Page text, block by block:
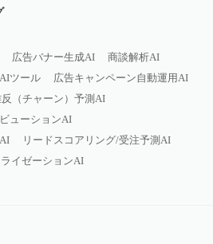
広告バナー生成AI
商談解析AI
ツール
広告キャンペーン自動運用AI
（チャーン）予測AI
ューションAI
リードスコアリング/受注予測AI
イゼーションAI